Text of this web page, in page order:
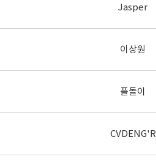
Jasper
이상원
플돌이
CVDENG'R